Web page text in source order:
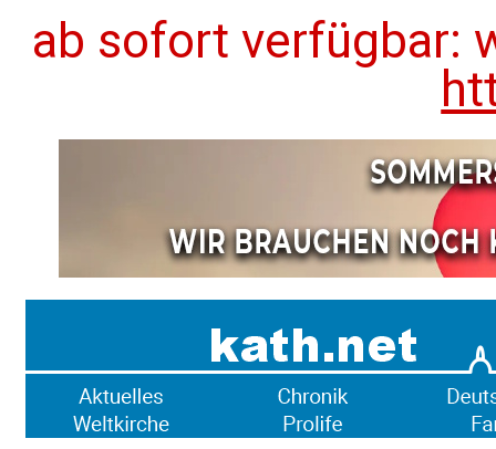
ab sofort verfügbar: